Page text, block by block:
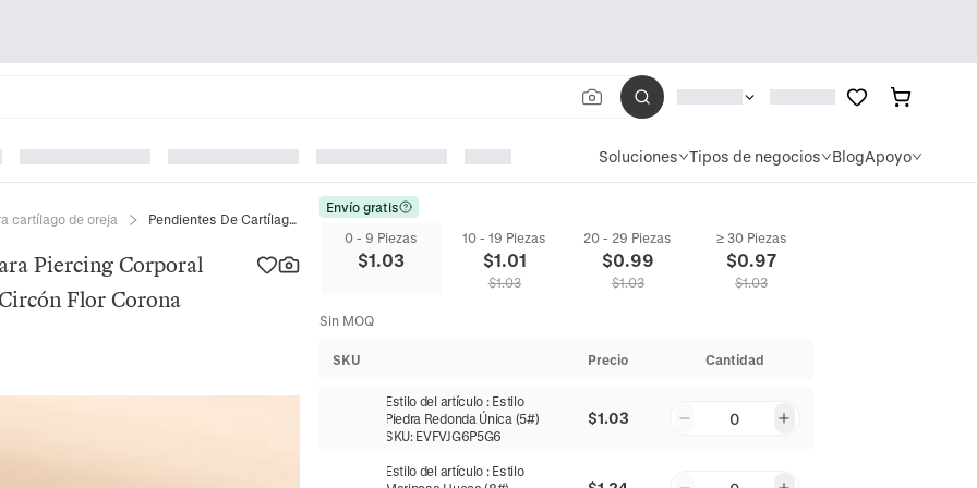
Soluciones Tipos de negocios BlogApoyo
cartílago de oreja Pendientes De Cartílago Joyería Para Piercing Corporal Barra De Acero Inoxidable Cobre Circón Flor Corona Piedras Azules
Piercing Corporal
Flor Corona
Envío gratis
0 - 9 Piezas
$1.03
10 - 19 Piezas
$1.01
$1.03
20 - 29 Piezas
$0.99
$1.03
≥ 30 Piezas
$0.97
$1.03
Sin MOQ
SKU Precio Cantidad
Estilo del artículo : Estilo
Piedra Redonda Única (5#)
SKU: EVFVJG6P5G6
$1.03 0
Estilo del artículo : Estilo